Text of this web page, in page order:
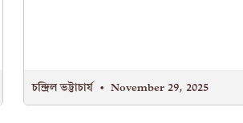
চন্দ্রিল ভট্টাচার্য November 29, 2025